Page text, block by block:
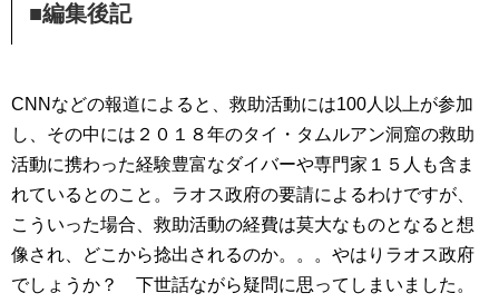
■編集後記
CNNなどの報道によると、救助活動には100人以上が参加
し、その中には２０１８年のタイ・タムルアン洞窟の救助
活動に携わった経験豊富なダイバーや専門家１５人も含ま
れているとのこと。ラオス政府の要請によるわけですが、
こういった場合、救助活動の経費は莫大なものとなると想
像され、どこから捻出されるのか。。。やはりラオス政府
でしょうか？ 下世話ながら疑問に思ってしまいました。